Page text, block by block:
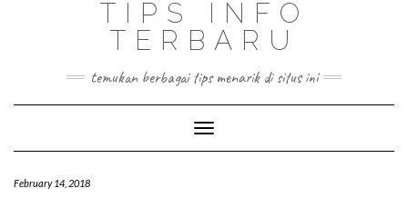
TIPS INFO
TERBARU
temukan berbagai tips menarik di situs ini
Toggle
Navigation
February 14, 2018